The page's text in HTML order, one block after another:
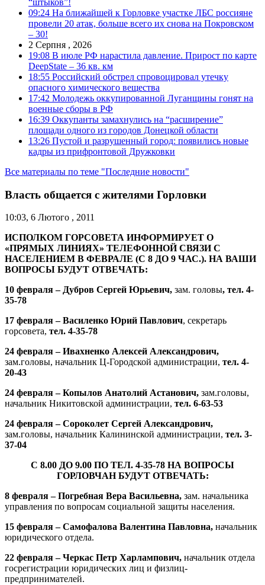
09:24 На ближайшей к Горловке участке ЛБС россияне
провели 20 атак, больше всего их снова на Покровском
– 30!
2 Серпня , 2026
19:08 В июле РФ нарастила давление. Прирост по карте
DeepState – 36 кв. км
18:55 Российский обстрел спровоцировал утечку
опасного химического вещества
17:42 Молодежь оккупированной Луганщины гонят на
военные сборы в РФ
16:39 Оккупанты замахнулись на “расширение”
площади одного из городов Донецкой области
13:26 Пустой и разрушенный город: появились новые
кадры из прифронтовой Дружковки
Все материалы по теме "Последние новости"
Власть общается с жителями Горловки
10:03, 6 Лютого , 2011
ИСПОЛКОМ ГОРСОВЕТА ИНФОРМИРУЕТ О
«ПРЯМЫХ ЛИНИЯХ» ТЕЛЕФОННОЙ СВЯЗИ С
НАСЕЛЕНИЕМ В ФЕВРАЛЕ (С 8 ДО 9 ЧАС.). НА ВАШИ
ВОПРОСЫ БУДУТ ОТВЕЧАТЬ:
10 февраля – Дубров Сергей Юрьевич, зам. головы, тел. 4-
35-78
17 февраля – Василенко Юрий Павлович, секретарь
горсовета, тел. 4-35-78
24 февраля – Ивахненко Алексей Александрович,
зам.головы, начальник Ц-Городской администрации, тел. 4-
20-43
24 февраля – Копылов Анатолий Астанович, зам.головы,
начальник Никитовской администрации, тел. 6-63-53
24 февраля – Сороколет Сергей Александрович,
зам.головы, начальник Калининской администрации, тел. 3-
37-04
С 8.00 ДО 9.00 ПО ТЕЛ. 4-35-78 НА ВОПРОСЫ
ГОРЛОВЧАН БУДУТ ОТВЕЧАТЬ:
8 февраля – Погребная Вера Васильевна, зам. начальника
управления по вопросам социальной защиты населения.
15 февраля – Самофалова Валентина Павловна, начальник
юридического отдела.
22 февраля – Черкас Петр Харлампович, начальник отдела
госрегистрации юридических лиц и физлиц-
предпринимателей.